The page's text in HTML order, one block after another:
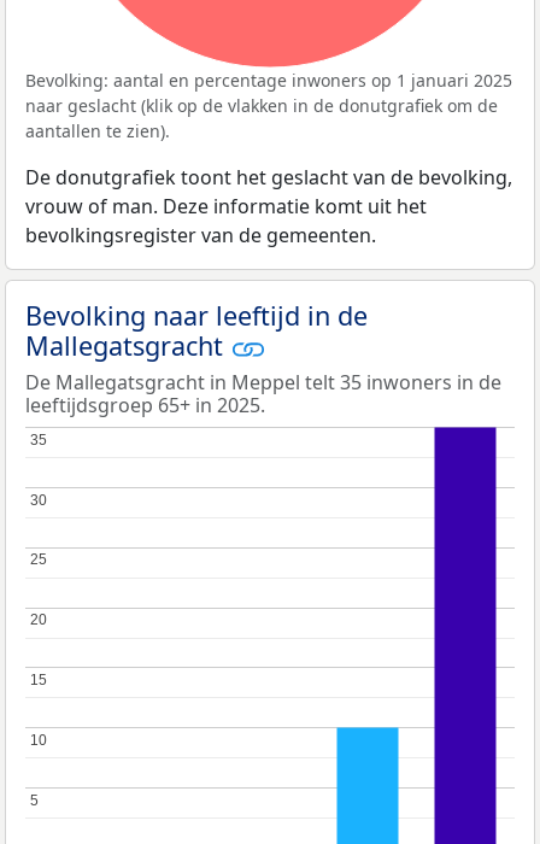
Bevolking: aantal en percentage inwoners op 1 januari 2025
naar geslacht (klik op de vlakken in de donutgrafiek om de
aantallen te zien).
De donutgrafiek toont het geslacht van de bevolking,
vrouw of man. Deze informatie komt uit het
bevolkingsregister van de gemeenten.
Bevolking naar leeftijd in de
Mallegatsgracht
De Mallegatsgracht in Meppel telt 35 inwoners in de
leeftijdsgroep 65+ in 2025.
5
5
10
10
15
15
20
20
25
25
30
30
35
35